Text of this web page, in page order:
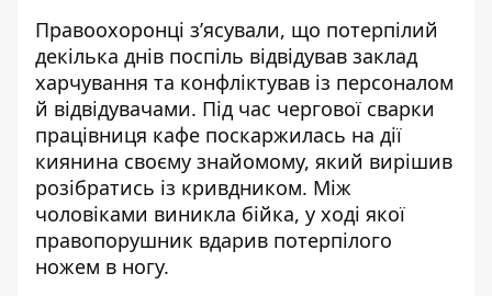
Правоохоронці зʼясували, що потерпілий
декілька днів поспіль відвідував заклад
харчування та конфліктував із персоналом
й відвідувачами. Під час чергової сварки
працівниця кафе поскаржилась на дії
киянина своєму знайомому, який вирішив
розібратись із кривдником. Між
чоловіками виникла бійка, у ході якої
правопорушник вдарив потерпілого
ножем в ногу.